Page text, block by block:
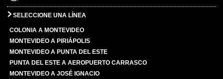
SELECCIONE UNA LÍNEA
COLONIA A MONTEVIDEO
MONTEVIDEO A PIRIÁPOLIS
MONTEVIDEO A PUNTA DEL ESTE
PUNTA DEL ESTE A AEROPUERTO CARRASCO
MONTEVIDEO A JOSÉ IGNACIO